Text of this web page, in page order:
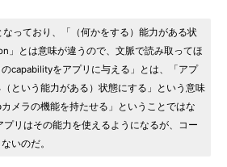
っており、「（何かをする）能力がある状
」とは意味が違うので、文脈で読み取ってほ
capabilityをアプリに与える」とは、「アプ
という能力がある）状態にする」という意味
メラの機能を持たせる」ということではな
リはその能力を使えるようになるが、コー
いのだ。